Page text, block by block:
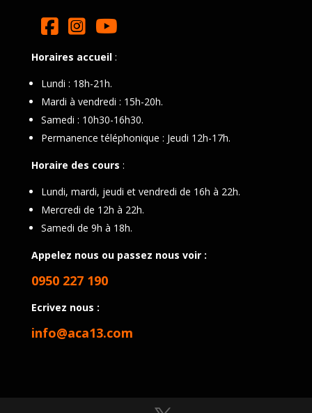
Horaires accueil:
Lundi : 18h-21h.
Mardi à vendredi : 15h-20h.
Samedi : 10h30-16h30.
Permanence téléphonique : Jeudi 12h-17h.
Horaire des cours :
Lundi, mardi, jeudi et vendredi de 16h à 22h.
Mercredi de 12h à 22h.
Samedi de 9h à 18h.
Appelez nous ou passez nous voir :
0950 227 190
Ecrivez nous :
info@aca13.com